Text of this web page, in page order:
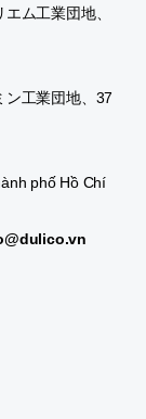
ム工業団地、
ン工業団地、37
phố Hồ Chí